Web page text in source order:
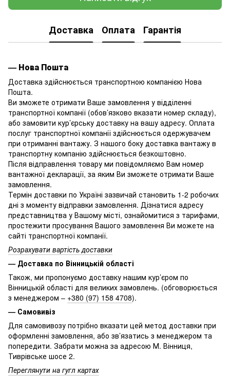
Доставка Оплата Гарантія
— Нова Пошта
Доставка здійснюється транспортною компанією Нова
Пошта.
Ви зможете отримати Ваше замовлення у відділенні
транспортної компанії (обов’язково вказати номер складу),
або замовити кур’єрську доставку на вашу адресу. Оплата
послуг транспортної компанії здійснюється одержувачем
при отриманні вантажу. З нашого боку доставка вантажу в
транспортну компанію здійснюється безкоштовно.
Після відправлення товару ми повідомляємо Вам номер
вантажної декларації, за яким Ви зможете отримати Ваше
замовлення.
Термін доставки по Україні зазвичай становить 1-2 робочих
дні з моменту відправки замовлення. Дізнатися адресу
представництва у Вашому місті, ознайомитися з тарифами,
простежити просування Вашого замовлення Ви можете на
сайті транспортної компанії.
Розрахувати вартість доставки
— Доставка по Вінницькій області
Також, ми пропонуємо доставку нашим кур’єром по
Вінницькій області для великих замовлень. (обговорюється
з менеджером – +380 (97) 158 4708).
— Самовивіз
Для самовивозу потрібно вказати цей метод доставки при
оформленні замовлення, або зв’язатись з менеджером та
попередити. Забрати можна за адресою М. Вінниця,
Тиврівське шосе 2.
Переглянути на гугл картах